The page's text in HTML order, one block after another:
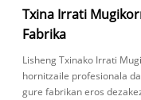
Txina Irrati
Fabrika
Lisheng Txinako Irrati
hornitzaile profesionala
gure fabrikan eros